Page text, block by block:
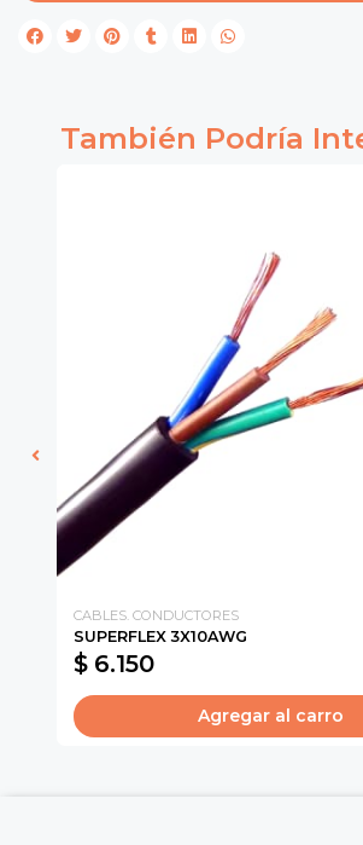
También Podría
CABLES. CONDUCTORES
SUPERFLEX 3X10AWG
$ 6.150
Agregar al carro